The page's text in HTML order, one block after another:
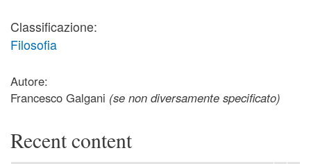
Classificazione:
Filosofia
Autore:
Francesco Galgani (se non diversamente specificato)
Recent content